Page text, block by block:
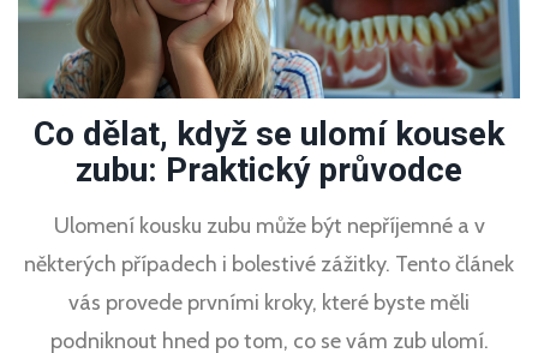
Co dělat, když se ulomí kousek
zubu: Praktický průvodce
Ulomení kousku zubu může být nepříjemné a v
některých případech i bolestivé zážitky. Tento článek
vás provede prvními kroky, které byste měli
podniknout hned po tom, co se vám zub ulomí.